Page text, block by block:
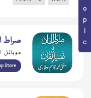
صراط
موبائل
Store